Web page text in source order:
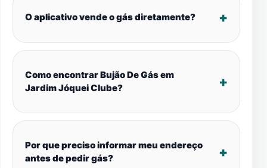
O aplicativo vende o gás diretamente?
Como encontrar Bujão De Gás em
Jardim Jóquei Clube?
Por que preciso informar meu endereço
antes de pedir gás?